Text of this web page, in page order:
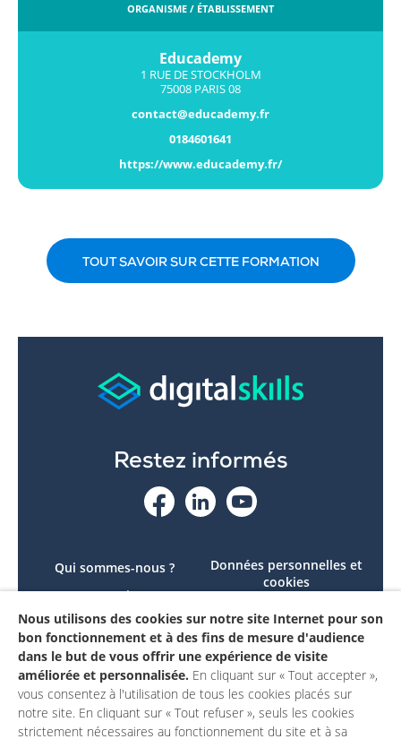
ORGANISME / ÉTABLISSEMENT
Educademy
1 RUE DE STOCKHOLM
75008 PARIS 08
contact@educademy.fr
0184601641
https://www.educademy.fr/
TOUT SAVOIR SUR CETTE FORMATION
Restez informés
Qui sommes-nous ?
Le projet
Contactez-nous
Mon compte
Données personnelles et
cookies
conforme
Mentions légales
Nous utilisons des cookies sur notre site Internet pour son
bon fonctionnement et à des fins de mesure d'audience
dans le but de vous offrir une expérience de visite
améliorée et personnalisée. En cliquant sur « Tout accepter »,
vous consentez à l'utilisation de tous les cookies placés sur
notre site. En cliquant sur « Tout refuser », seuls les cookies
strictement nécessaires au fonctionnement du site et à sa